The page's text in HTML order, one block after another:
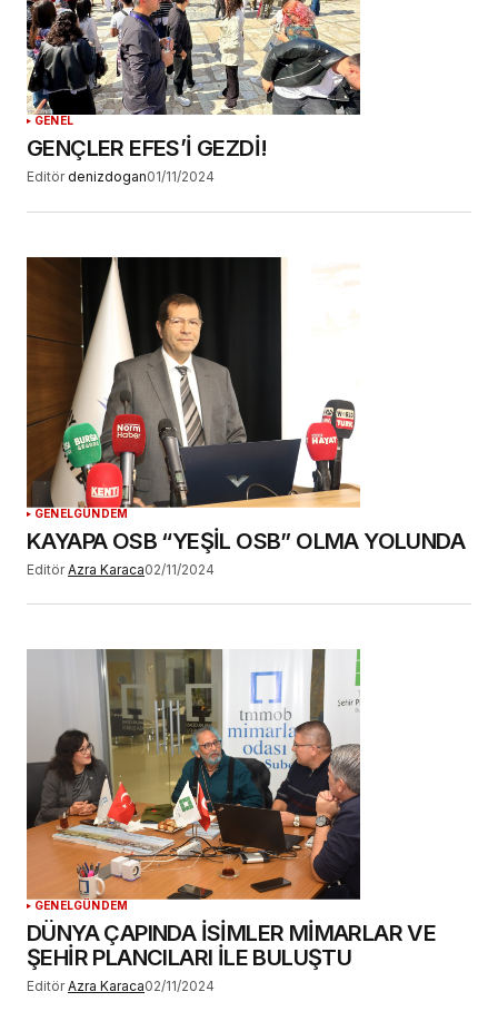
GENEL
GENÇLER EFES’İ GEZDİ!
Editör denizdogan01/11/2024
GENELGÜNDEM
KAYAPA OSB “YEŞİL OSB” OLMA YOLUNDA
Editör Azra Karaca02/11/2024
GENELGÜNDEM
DÜNYA ÇAPINDA İSİMLER MİMARLAR VE
ŞEHİR PLANCILARI İLE BULUŞTU
Editör Azra Karaca02/11/2024